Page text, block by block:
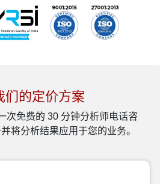
们的定价方案
次免费的 30 分钟分析师电话咨
将分析结果应用于您的业务。